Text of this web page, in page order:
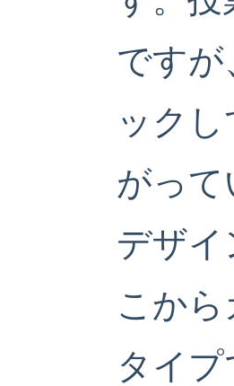
です
ック
がっ
デザ
こか
タイ